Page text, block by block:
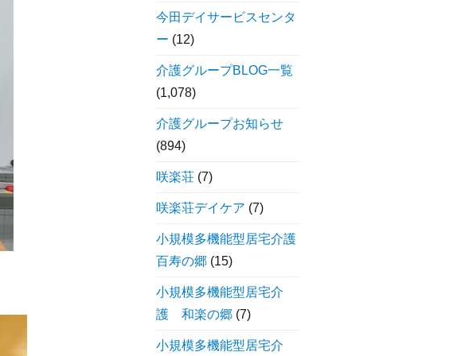
今田デイサービスセンタ
ー (12)
介護グループBLOG一覧
(1,078)
介護グループお知らせ
(894)
咲楽荘(7)
咲楽荘デイケア (7)
小規模多機能型居宅介護
百寿の郷(15)
小規模多機能型居宅介
護 和楽の郷(7)
小規模多機能型居宅介